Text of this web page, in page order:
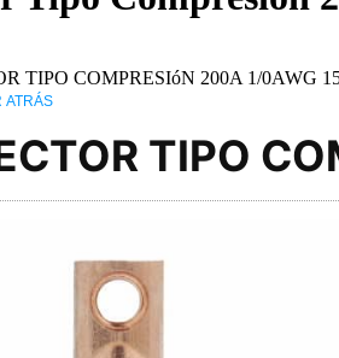
TIPO COMPRESIóN 200A 1/0AWG
ATRÁS
TIPO